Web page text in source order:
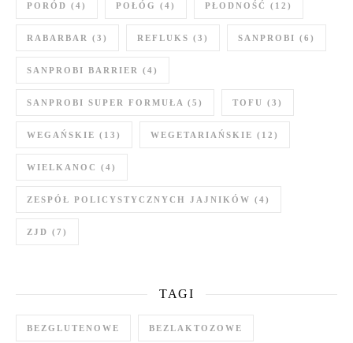
PORÓD (4) POŁÓG (4) PŁODNOŚĆ (12)
RABARBAR (3) REFLUKS (3) SANPROBI (6)
SANPROBI BARRIER (4)
SANPROBI SUPER FORMUŁA (5) TOFU (3)
WEGAŃSKIE (13) WEGETARIAŃSKIE (12)
WIELKANOC (4)
ZESPÓŁ POLICYSTYCZNYCH JAJNIKÓW (4)
ZJD (7)
TAGI
BEZGLUTENOWE BEZLAKTOZOWE